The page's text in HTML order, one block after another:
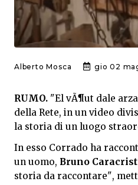
Alberto Mosca gio 02
RUMO. "El vÃ¶ut dale
della Rete, in un video
la storia di un luogo
In esso Corrado ha
un uomo, Bruno
storia da raccontare",